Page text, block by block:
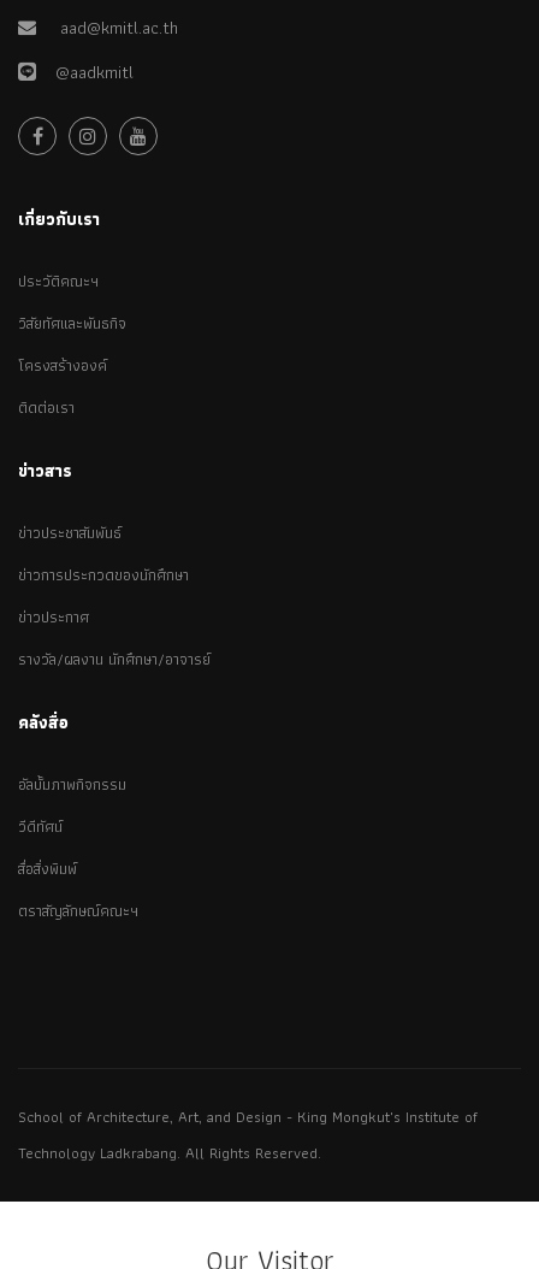
aad@kmitl.ac.th
@aadkmitl
เกี่ยวกับเรา
ประวัติคณะฯ
วิสัยทัศและพันธกิจ
โครงสร้างองค์
ติดต่อเรา
ข่าวสาร
ข่าวประชาสัมพันธ์
ข่าวการประกวดของนักศึกษา
ข่าวประกาศ
รางวัล/ผลงาน นักศึกษา/อาจารย์
คลังสื่อ
อัลบั้มภาพกิจกรรม
วีดีทัศน์
สื่อสิ่งพิมพ์
ตราสัญลักษณ์คณะฯ
School of Architecture, Art, and Design - King Mongkut's Institute of
Technology Ladkrabang. All Rights Reserved.
Our Visitor